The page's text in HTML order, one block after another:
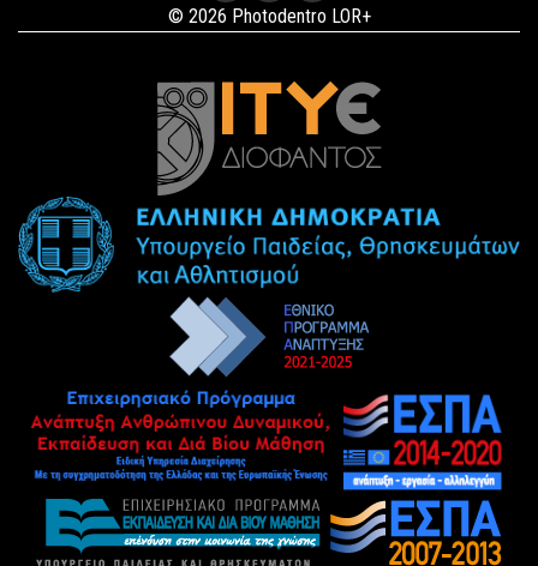
© 2026 Photodentro LOR+